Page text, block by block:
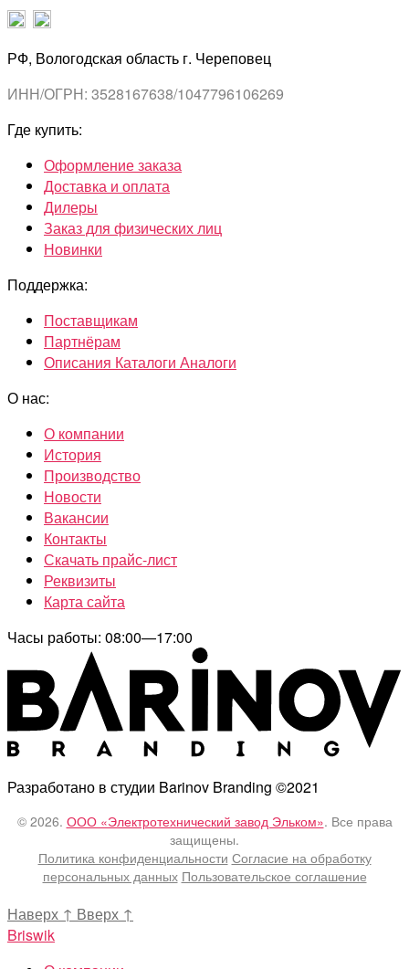
РФ, Вологодская область г. Череповец
ИНН/ОГРН: 3528167638/1047796106269
Где купить:
Оформление заказа
Доставка и оплата
Дилеры
Заказ для физических лиц
Новинки
Поддержка:
Поставщикам
Партнёрам
Описания Каталоги Аналоги
О нас:
О компании
История
Производство
Новости
Вакансии
Контакты
Скачать прайс-лист
Реквизиты
Карта сайта
Часы работы: 08:00—17:00
Разработано в студии Barinov Branding ©2021
© 2026. ООО «Электротехнический завод Эльком». Все права
защищены.
Политика конфиденциальности Согласие на обработку
персональных данных Пользовательское соглашение
Наверх ↑ Вверх ↑
Briswik